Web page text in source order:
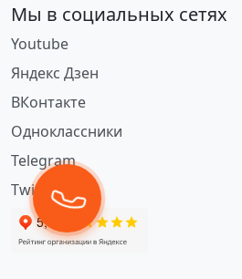
Мы в социальных сетях
Youtube
Яндекс Дзен
ВКонтакте
Одноклассники
Telegram
Twitter